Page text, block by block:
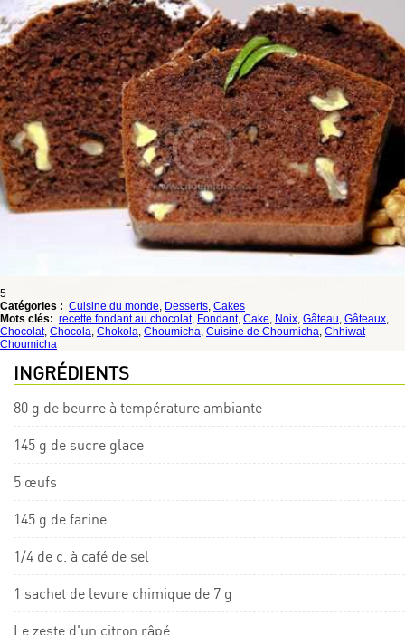
5
Catégories : Cuisine du monde, Desserts, Cakes
Mots clés: recette fondant au chocolat, Fondant, Cake, Noix, Gâteau, Gâteaux,
Chocolat, Chocola, Chokola, Choumicha, Cuisine de Choumicha, Chhiwat
Choumicha
INGRÉDIENTS
80 g de beurre à température ambiante
145 g de sucre glace
5 œufs
145 g de farine
1/4 de c. à café de sel
1 sachet de levure chimique de 7 g
Le zeste d'un citron râpé